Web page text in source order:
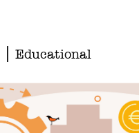
Educational